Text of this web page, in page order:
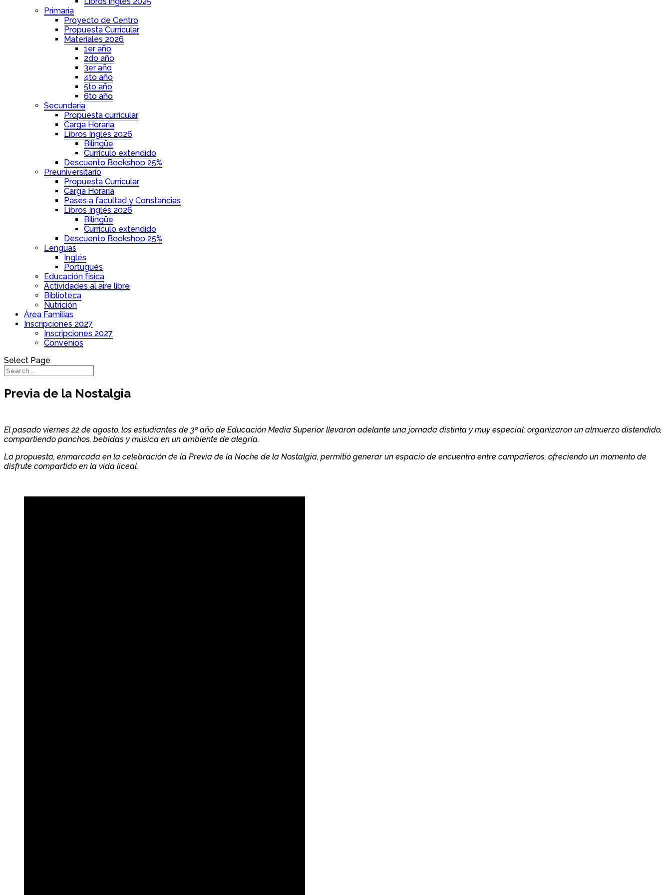
Primaria
Proyecto de Centro
Propuesta Curricular
Materiales 2026
1er año
2do año
3er año
4to año
5to año
6to año
Secundaria
Propuesta curricular
Carga Horaria
Libros Inglés 2026
Bilingüe
Currículo extendido
Descuento Bookshop 25%
Preuniversitario
Propuesta Curricular
Carga Horaria
Pases a facultad y Constancias
Libros Inglés 2026
Bilingüe
Currículo extendido
Descuento Bookshop 25%
Lenguas
Inglés
Portugués
Educación física
Actividades al aire libre
Biblioteca
Nutrición
Área Familias
Inscripciones 2027
Inscripciones 2027
Convenios
Select Page
Previa de la Nostalgia
El pasado viernes 22 de agosto, los estudiantes de 3º año de Educación Media Superior llevaron adelante una jornada distinta y muy especial: organizaron un almuerzo distendido,
compartiendo panchos, bebidas y música en un ambiente de alegría.
La propuesta, enmarcada en la celebración de la Previa de la Noche de la Nostalgia, permitió generar un espacio de encuentro entre compañeros, ofreciendo un momento de
disfrute compartido en la vida liceal.